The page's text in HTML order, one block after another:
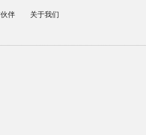
伴 关于我们